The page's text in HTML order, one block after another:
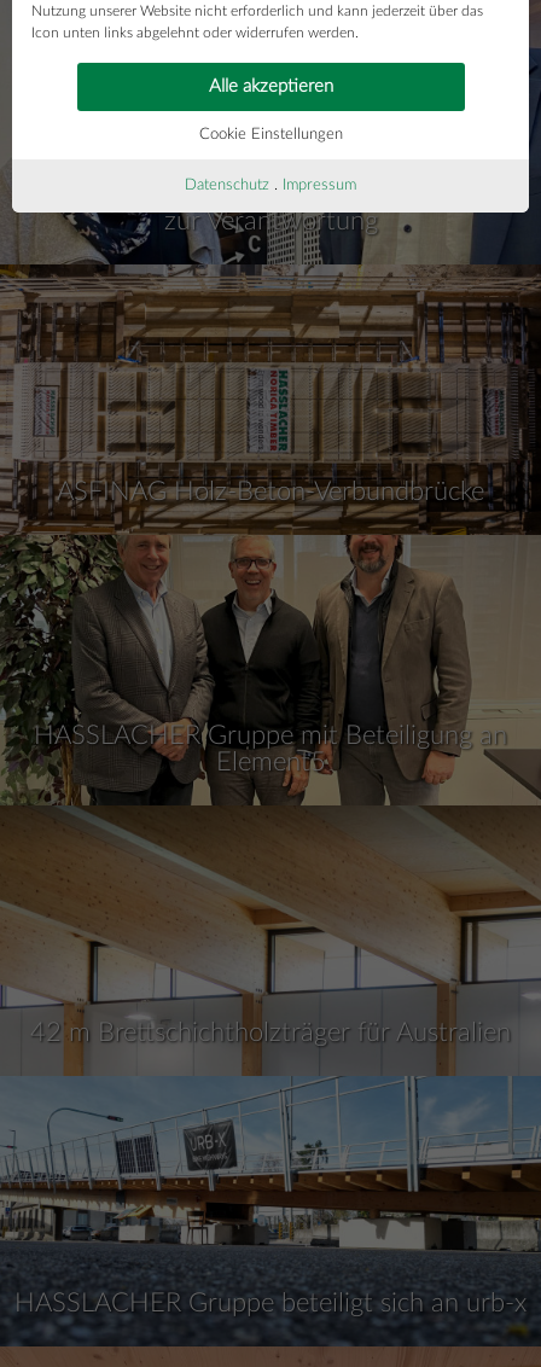
Nachhaltigkeitsauszeichnung und Bekenntnis
zur Verantwortung
ASFINAG Holz-Beton-Verbundbrücke
HASSLACHER Gruppe mit Beteiligung an
Element5
42 m Brettschichtholzträger für Australien
HASSLACHER Gruppe beteiligt sich an urb-x
Nutzung unserer Website nicht erforderlich und kann jederzeit über das
Icon unten links abgelehnt oder widerrufen werden.
Cookie Einstellungen
Alle akzeptieren
Datenschutz Impressum